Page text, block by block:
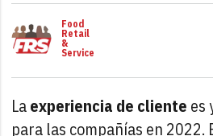
Food
Retail
&
Service
Laexperiencia de cliente es
para las compañías en 2022.